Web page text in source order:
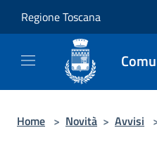
Regione Toscana
Home > Novità > Avvisi